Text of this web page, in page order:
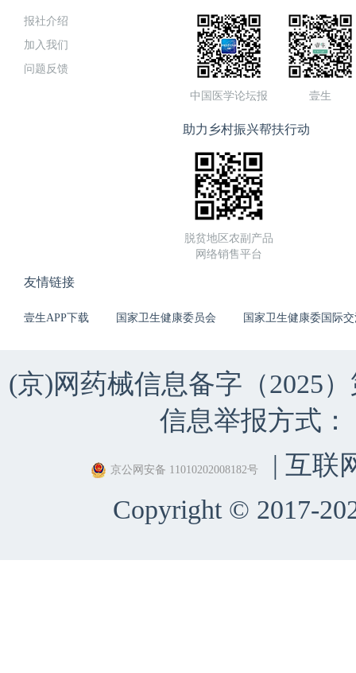
报社介绍
加入我们
问题反馈
中国医学论坛报 壹生
助力乡村振兴帮扶行动
脱贫地区农副产品
网络销售平台
友情链接
壹生APP下载 国家卫生健康委员会 国家卫生健康委国际
(京)网药械信息备字（2025
信息举报方式：
京公网安备 11010202008182号
| 互联
Copyright © 2017-